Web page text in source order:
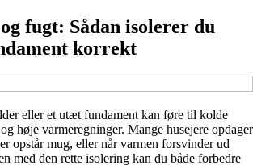
fugt: Sådan isolerer du
korrekt
eller et utæt fundament kan føre til kolde
høje varmeregninger. Mange husejere opdager
opstår mug, eller når varmen forsvinder ud
med den rette isolering kan du både forbedre